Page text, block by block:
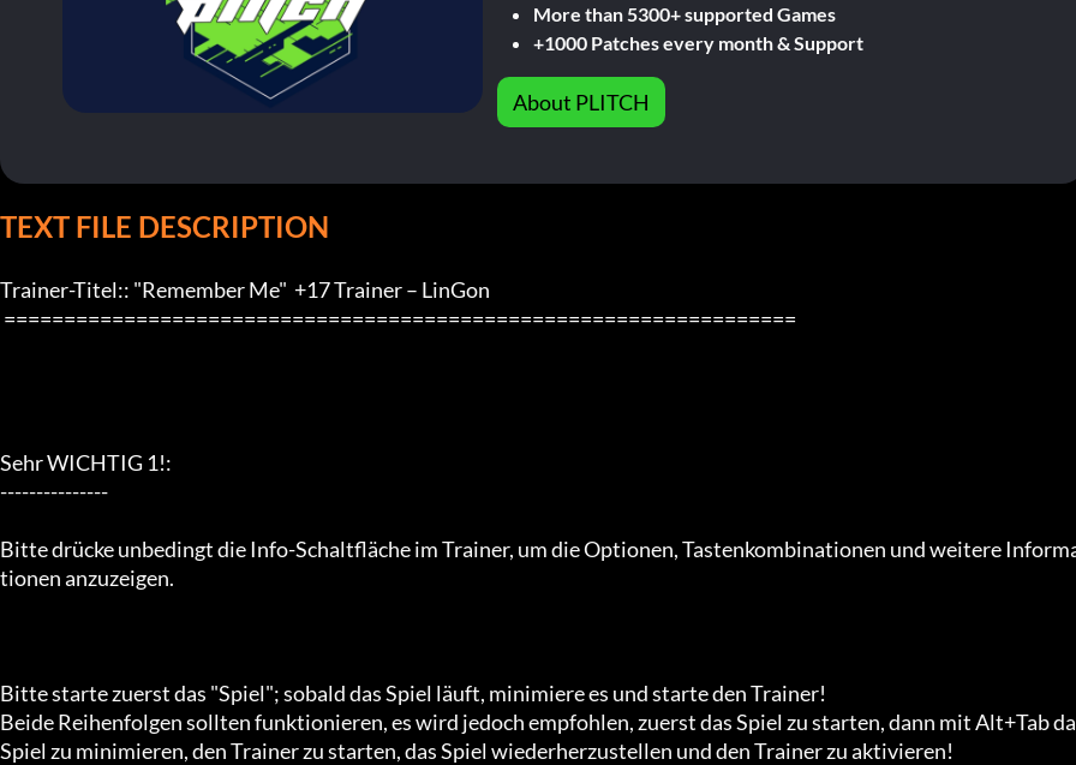
More than 5300+ supported Games
+1000 Patches every month & Support
About PLITCH
TEXT FILE DESCRIPTION
Trainer-Titel:: "Remember Me"  +17 Trainer – LinGon
Sehr WICHTIG 1!:
---------------
Bitte drücke unbedingt die Info-Schaltfläche im Trainer, um die Optionen, Tastenkombinationen und weitere
tionen anzuzeigen.
Bitte starte zuerst das "Spiel"; sobald das Spiel läuft, minimiere es und starte den Trainer!
Beide Reihenfolgen sollten funktionieren, es wird jedoch empfohlen, zuerst das Spiel zu starten, dann mit Alt+Tab
Spiel zu minimieren, den Trainer zu starten, das Spiel wiederherzustellen und den Trainer zu aktivieren!